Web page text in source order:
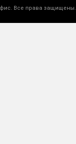
Все права защищены.